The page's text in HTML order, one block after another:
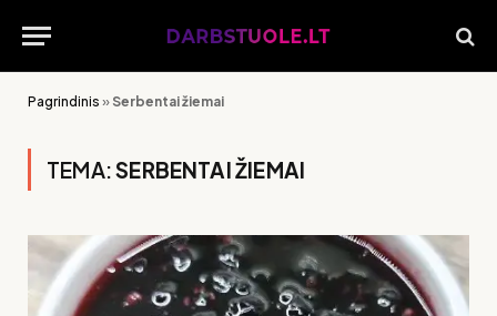
Pagrindinis » Serbentai žiemai
TEMA:SERBENTAI ŽIEMAI